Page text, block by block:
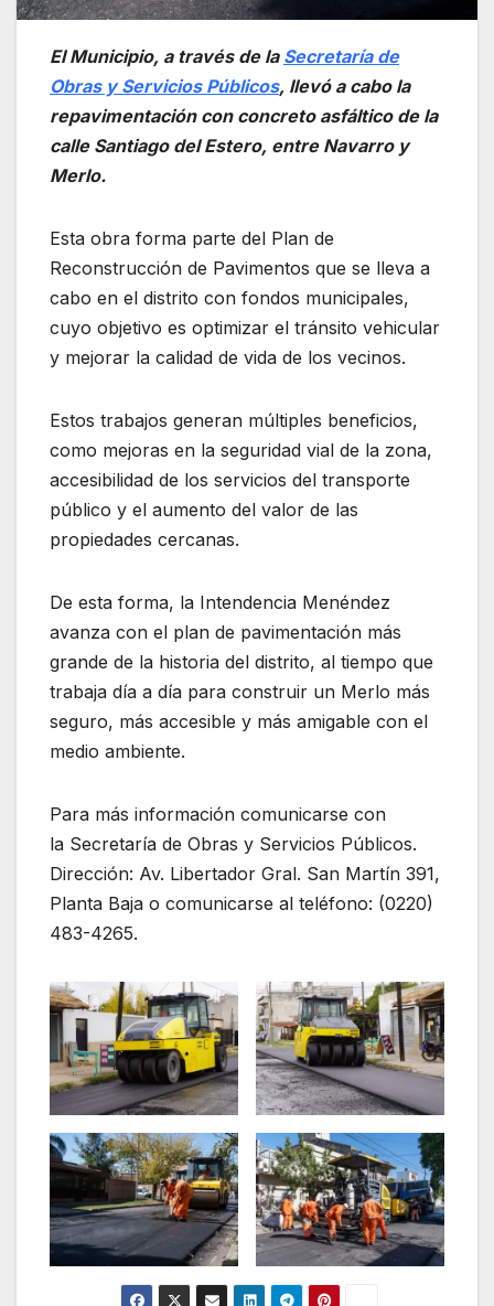
El Municipio, a través de la Secretaría de
Obras y Servicios Públicos, llevó a cabo la
repavimentación con concreto asfáltico de la
calle Santiago del Estero, entre Navarro y
Merlo.
Esta obra forma parte del Plan de
Reconstrucción de Pavimentos que se lleva a
cabo en el distrito con fondos municipales,
cuyo objetivo es optimizar el tránsito vehicular
y mejorar la calidad de vida de los vecinos.
Estos trabajos generan múltiples beneficios,
como mejoras en la seguridad vial de la zona,
accesibilidad de los servicios del transporte
público y el aumento del valor de las
propiedades cercanas.
De esta forma, la Intendencia Menéndez
avanza con el plan de pavimentación más
grande de la historia del distrito, al tiempo que
trabaja día a día para construir un Merlo más
seguro, más accesible y más amigable con el
medio ambiente.
Para más información comunicarse con
la Secretaría de Obras y Servicios Públicos.
Dirección: Av. Libertador Gral. San Martín 391,
Planta Baja o comunicarse al teléfono: (0220)
483-4265.